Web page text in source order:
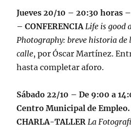
Jueves 20/10 – 20:30 horas
– CONFERENCIA Life is good
Photography: breve historia de
calle, por Óscar Martínez.
hasta completar aforo.
Sábado 22/10 – De 9:00 a
Centro Municipal de
CHARLA-TALLER La